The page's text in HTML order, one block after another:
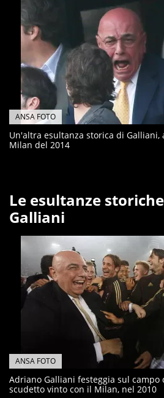
ANSA FOTO
Un'altra esultanza storica di Galliani,
Milan del 2014
Le esultanze
Galliani
ANSA FOTO
Adriano Galliani festeggia sul campo
scudetto vinto con il Milan, nel 2010